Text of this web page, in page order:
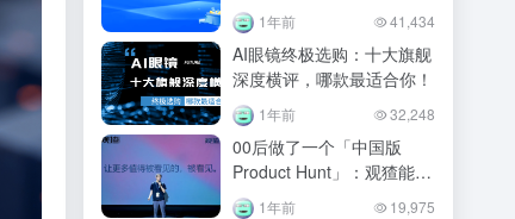
1年前 41,434
AI眼镜终极选购：十大旗舰
深度横评，哪款最适合你！
1年前 32,248
00后做了一个「中国版
Product Hunt」：观猹能重
建AI产品的信任机制吗？
1年前 19,975